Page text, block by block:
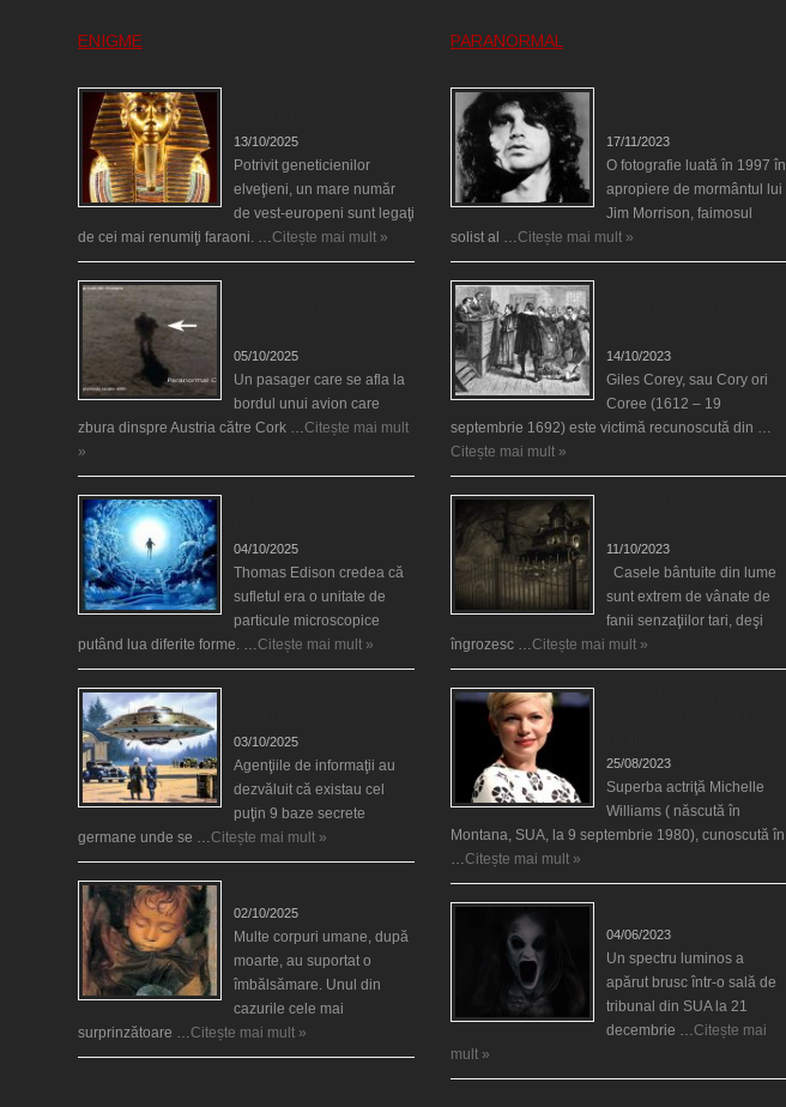
ENIGME
13/10/2025
Potrivit geneticienilor
elveţieni, un mare număr
de vest-europeni sunt legaţi
de cei mai renumiţi faraoni. …Citește mai mult »
05/10/2025
Un pasager care se afla la
bordul unui avion care
zbura dinspre Austria către Cork …Citește mai mult
»
04/10/2025
Thomas Edison credea că
sufletul era o unitate de
particule microscopice
putând lua diferite forme. …Citește mai mult »
03/10/2025
Agenţiile de informaţii au
dezvăluit că existau cel
puţin 9 baze secrete
germane unde se …Citește mai mult »
02/10/2025
Multe corpuri umane, după
moarte, au suportat o
îmbălsămare. Unul din
cazurile cele mai
surprinzătoare …Citește mai mult »
PARANORMAL
17/11/2023
O fotografie luată în 1997 în
apropiere de mormântul lui
Jim Morrison, faimosul
solist al …Citește mai mult »
14/10/2023
Giles Corey, sau Cory ori
Coree (1612 – 19
septembrie 1692) este victimă recunoscută din …
Citește mai mult »
11/10/2023
Casele bântuite din lume
sunt extrem de vânate de
fanii senzaţiilor tari, deşi
îngrozesc …Citește mai mult »
25/08/2023
Superba actriţă Michelle
Williams ( născută în
Montana, SUA, la 9 septembrie 1980), cunoscută în
…Citește mai mult »
04/06/2023
Un spectru luminos a
apărut brusc într-o sală de
tribunal din SUA la 21
decembrie …Citește mai
mult »